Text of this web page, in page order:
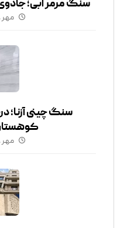
سنگ مرمر آبی؛
مهر ۲۸, ۱۴۰۴
سنگ چینی آزنا؛
مهر ۲۸, ۱۴۰۴